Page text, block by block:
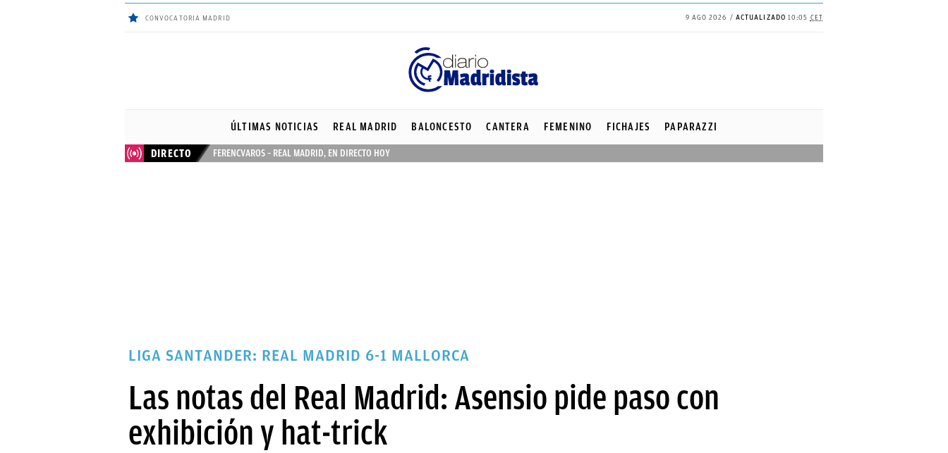
CONVOCATORIA MADRID 9 AGO 2026 ACTUALIZADO 10:05 CET
REAL
OKDIARIO
ÚLTIMAS NOTICIAS REAL MADRID BALONCESTO CANTERA FEMENINO FICHAJES PAPARAZZI
DIRECTO FERENCVAROS – REAL MADRID, EN DIRECTO HOY
LIGA SANTANDER: REAL MADRID 6-1 MALLORCA
Las notas del Real Madrid: Asensio pide paso con
exhibición y hat-trick